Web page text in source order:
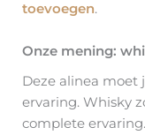
toevoegen.
Onze mening:
Deze alinea moet
ervaring. Whisky
complete